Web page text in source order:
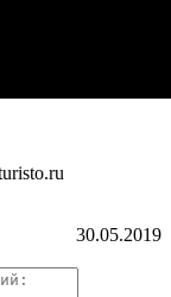
30.05.2019